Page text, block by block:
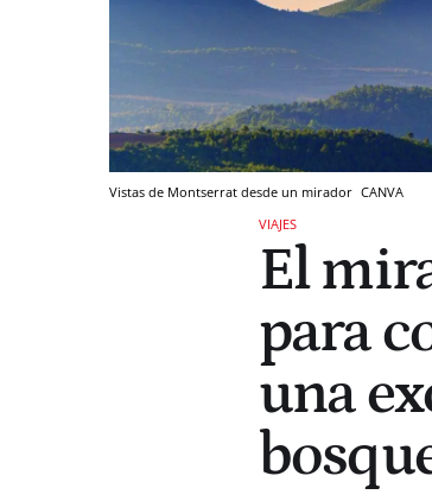
Vistas de Montserrat desde un mirador CANVA
VIAJES
El
para
una